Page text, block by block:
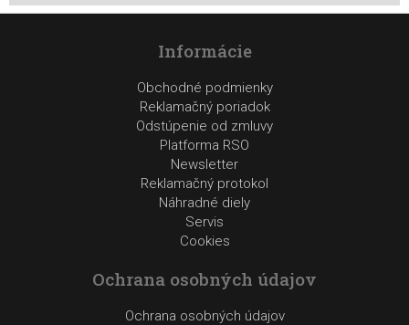
Informácie
Obchodné podmienky
Reklamačný poriadok
Odstúpenie od zmluvy
Platforma RSO
Newsletter
Reklamačný protokol
Náhradné diely
Servis
Cookies
Ochrana osobných údajov
Ochrana osobných údajov